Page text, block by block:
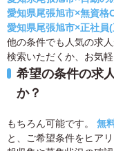
愛知県尾張旭市×無資格
愛知県尾張旭市×正社員
他の条件でも人気の求
検索いただくか、お気
希望の条件の求
か？
もちろん可能です。 無
と、ご希望条件をヒア